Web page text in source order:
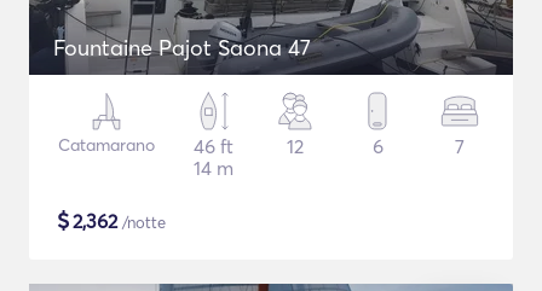
Fountaine Pajot Saona 47
Catamarano
46 ft
14 m
12 6 7
$2,362/notte